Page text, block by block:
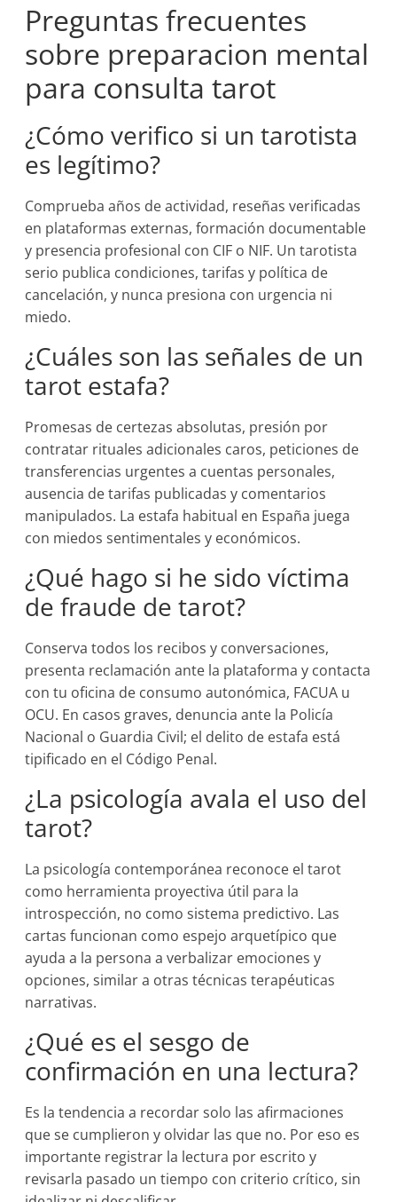
Preguntas frecuentes
sobre preparacion mental
para consulta tarot
¿Cómo verifico si un tarotista
es legítimo?
Comprueba años de actividad, reseñas verificadas
en plataformas externas, formación documentable
y presencia profesional con CIF o NIF. Un tarotista
serio publica condiciones, tarifas y política de
cancelación, y nunca presiona con urgencia ni
miedo.
¿Cuáles son las señales de un
tarot estafa?
Promesas de certezas absolutas, presión por
contratar rituales adicionales caros, peticiones de
transferencias urgentes a cuentas personales,
ausencia de tarifas publicadas y comentarios
manipulados. La estafa habitual en España juega
con miedos sentimentales y económicos.
¿Qué hago si he sido víctima
de fraude de tarot?
Conserva todos los recibos y conversaciones,
presenta reclamación ante la plataforma y contacta
con tu oficina de consumo autonómica, FACUA u
OCU. En casos graves, denuncia ante la Policía
Nacional o Guardia Civil; el delito de estafa está
tipificado en el Código Penal.
¿La psicología avala el uso del
tarot?
La psicología contemporánea reconoce el tarot
como herramienta proyectiva útil para la
introspección, no como sistema predictivo. Las
cartas funcionan como espejo arquetípico que
ayuda a la persona a verbalizar emociones y
opciones, similar a otras técnicas terapéuticas
narrativas.
¿Qué es el sesgo de
confirmación en una lectura?
Es la tendencia a recordar solo las afirmaciones
que se cumplieron y olvidar las que no. Por eso es
importante registrar la lectura por escrito y
revisarla pasado un tiempo con criterio crítico, sin